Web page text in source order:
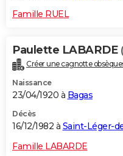
Famille RUEL
Paulette LABARDE
Créer une cagnotte
Naissance
23/04/1920 à Bagas
Décès
16/12/1982 à Saint-Léger-
Famille LABARDE